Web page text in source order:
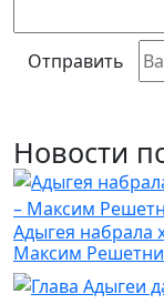
Отправить
Новости
Адыгея набрала
Максим